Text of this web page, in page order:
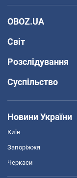
OBOZ.UA
Світ
Розслідування
Суспільство
Новини України
Київ
Запоріжжя
Черкаси